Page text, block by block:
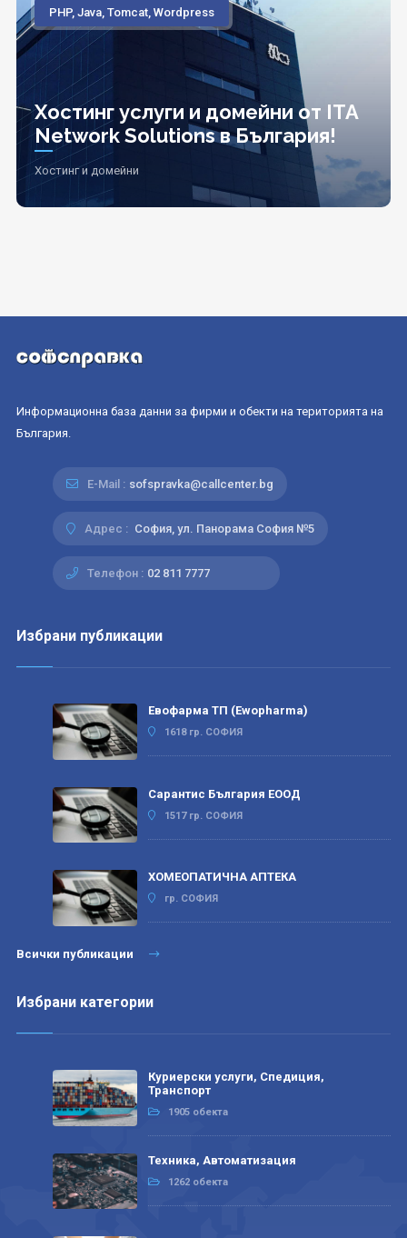
PHP, Java, Tomcat, Wordpress
Хостинг услуги и домейни от ITA
Network Solutions в България!
Хостинг и домейни
Информационна база данни за фирми и обекти на територията на
България.
E-Mail : sofspravka@callcenter.bg
Адрес : София, ул. Панорама София №5
Телефон : 02 811 7777
Избрани публикации
Евофарма ТП (Ewopharma)
1618 гр. СОФИЯ
Сарантис България ЕООД
1517 гр. СОФИЯ
ХОМЕОПАТИЧНА АПТЕКА
гр. СОФИЯ
Всички публикации
Избрани категории
Куриерски услуги, Спедиция,
Транспорт
1905 обекта
Техника, Автоматизация
1262 обекта